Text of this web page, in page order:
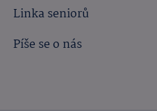
Linka seniorů
Píše se o nás